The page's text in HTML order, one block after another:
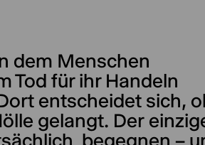
dem Menschen
Tod für ihr Handeln
entscheidet sich,
gelangt. Der